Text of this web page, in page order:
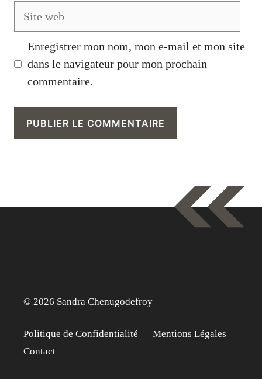
Enregistrer mon nom, mon e-mail et mon site
dans le navigateur pour mon prochain
commentaire.
© 2026 Sandra Chenugodefroy
Politique de Confidentialité
Mentions Légales
Contact